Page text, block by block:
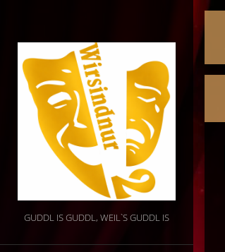
GUDDL IS GUDDL, WEIL`S GUDDL IS